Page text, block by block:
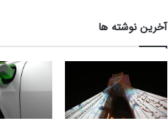
آخرین نوشته ها